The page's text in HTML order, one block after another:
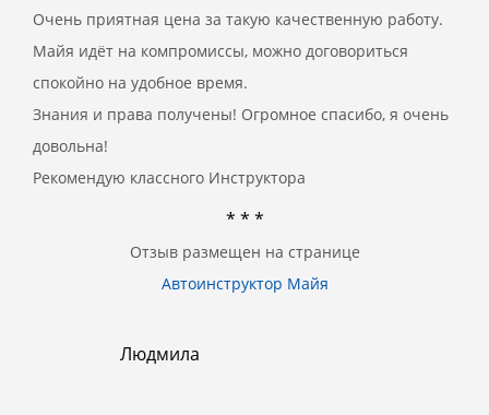
Очень приятная цена за такую качественную работу.
Майя идёт на компромиссы, можно договориться
спокойно на удобное время.
Знания и права получены! Огромное спасибо, я очень
довольна!
Рекомендую классного Инструктора
* * *
Отзыв размещен на странице
Автоинструктор Майя
Людмила